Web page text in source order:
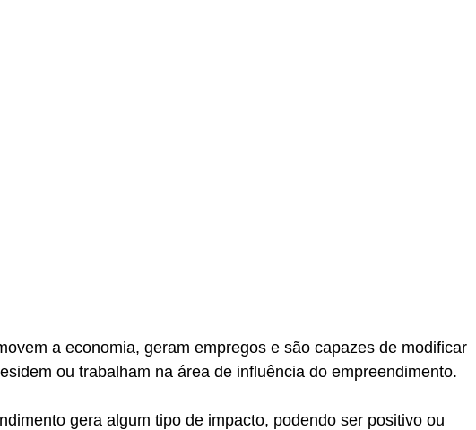
a economia, geram empregos e são capazes de modificar
ou trabalham na área de influência do empreendimento.
gera algum tipo de impacto, podendo ser positivo ou